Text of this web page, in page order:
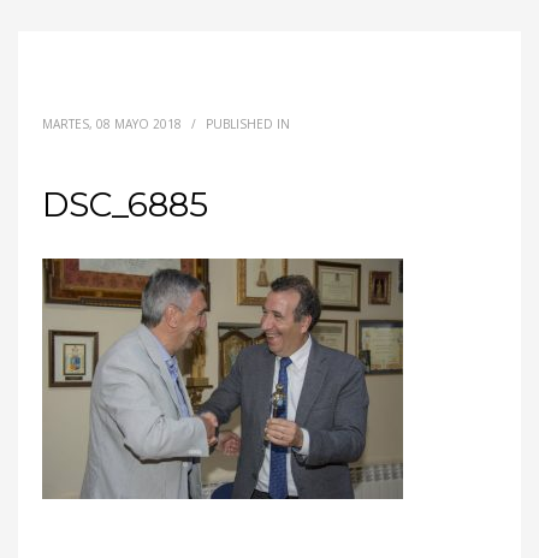
MARTES, 08 MAYO 2018 / PUBLISHED IN
DSC_6885